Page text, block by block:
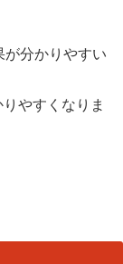
が分かりやすい
りやすくなりま